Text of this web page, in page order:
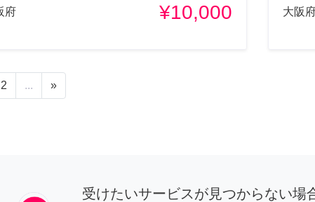
府 ¥10,000 大阪
2 ... »
受けたいサービスが見つからない場